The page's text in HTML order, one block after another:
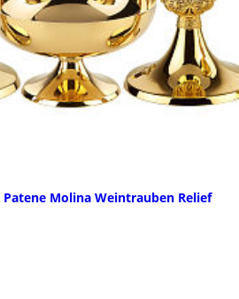
Molina Weintrauben Relief